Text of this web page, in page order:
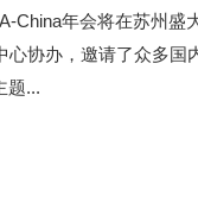
China年会将在苏州盛
协办，邀请了众多国
题...